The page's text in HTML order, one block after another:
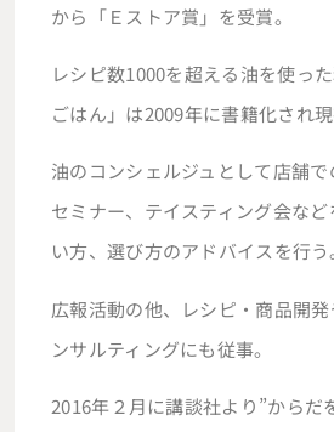
から「Ｅストア賞」を受賞。
レシピ数1000を超える油を使っ
ごはん」は2009年に書籍化され現
油のコンシェルジュとして店舗
セミナー、テイスティング会な
い方、選び方のアドバイスを行う。
広報活動の他、レシピ・商品開
ンサルティングにも従事。
2016年２月に講談社より”からだ